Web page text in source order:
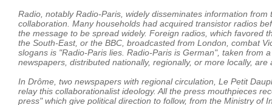
Radio, notably Radio-Paris, widely disseminates information
collaboration. Many households had acquired transistor radios
the message to be spread widely. Foreign radios, which favored
the South-East, or the BBC, broadcasted from London, combat
slogans is "Radio-Paris lies. Radio-Paris is German", taken from
newspapers, distributed nationally, regionally, or more locally,
In Drôme, two newspapers with regional circulation, Le Petit
relay this collaborationalist ideology. All the press mouthpieces
press" which give political direction to follow, from the Ministry of